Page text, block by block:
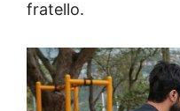
fratello.